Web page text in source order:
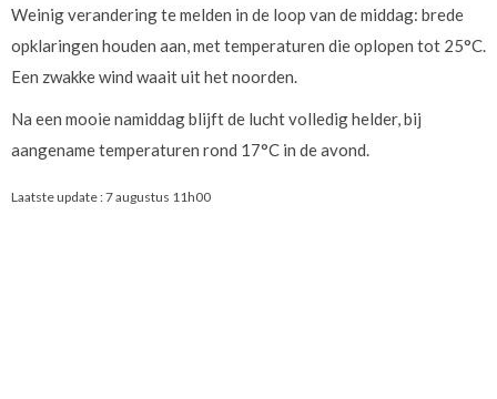
Weinig verandering te melden in de loop van de middag: brede
opklaringen houden aan, met temperaturen die oplopen tot 25°C.
Een zwakke wind waait uit het noorden.
Na een mooie namiddag blijft de lucht volledig helder, bij
aangename temperaturen rond 17°C in de avond.
Laatste update :7 augustus 11h00